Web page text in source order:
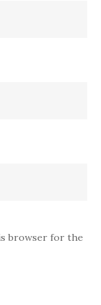
browser for the